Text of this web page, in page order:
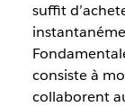
suffit
consiste à
collaborent